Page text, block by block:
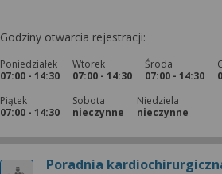
Godziny otwarcia rejestracji:
Poniedziałek
07:00 - 14:30
Wtorek
07:00 - 14:30
Środa
07:00 - 14:30
Piątek
07:00 - 14:30
Sobota
nieczynne
Niedziela
nieczynne
Poradnia